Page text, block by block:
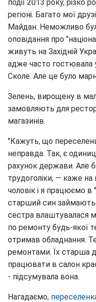
події 2013 року, різко
регіоні. Багато мої
Майдан. Неможливо
оповідання про
живуть на Західній
адже часто гостювала
Сколе. Але це було
Зелень, вирощену в
замовляють для
магазинів.
"Кажуть, що
неправда. Так, є
рахунок держави. Але
трудоголіки, — каже
чоловік і я працюємо
старший син
сестра влаштувалася
по ремонту будь-якої
отримав обладнання.
ремонтами. Їх старша
працювати в салон
- підсумувала вона.
Нагадаємо,